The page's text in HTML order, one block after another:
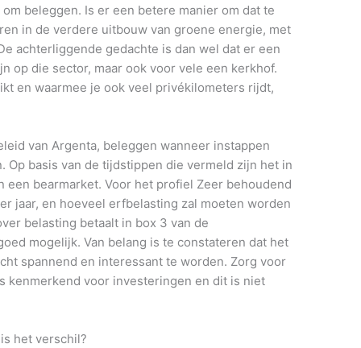
beleggen. Is er een betere manier om dat te
in de verdere uitbouw van groene energie, met
achterliggende gedachte is dan wel dat er een
op die sector, maar ook voor vele een kerkhof.
en waarmee je ook veel privékilometers rijdt,
van Argenta, beleggen wanneer instappen
Op basis van de tijdstippen die vermeld zijn het in
bearmarket. Voor het profiel Zeer behoudend
jaar, en hoeveel erfbelasting zal moeten worden
belasting betaalt in box 3 van de
mogelijk. Van belang is te constateren dat het
spannend en interessant te worden. Zorg voor
kenmerkend voor investeringen en dit is niet
het verschil?